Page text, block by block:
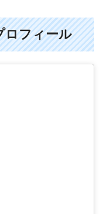
ロフィール